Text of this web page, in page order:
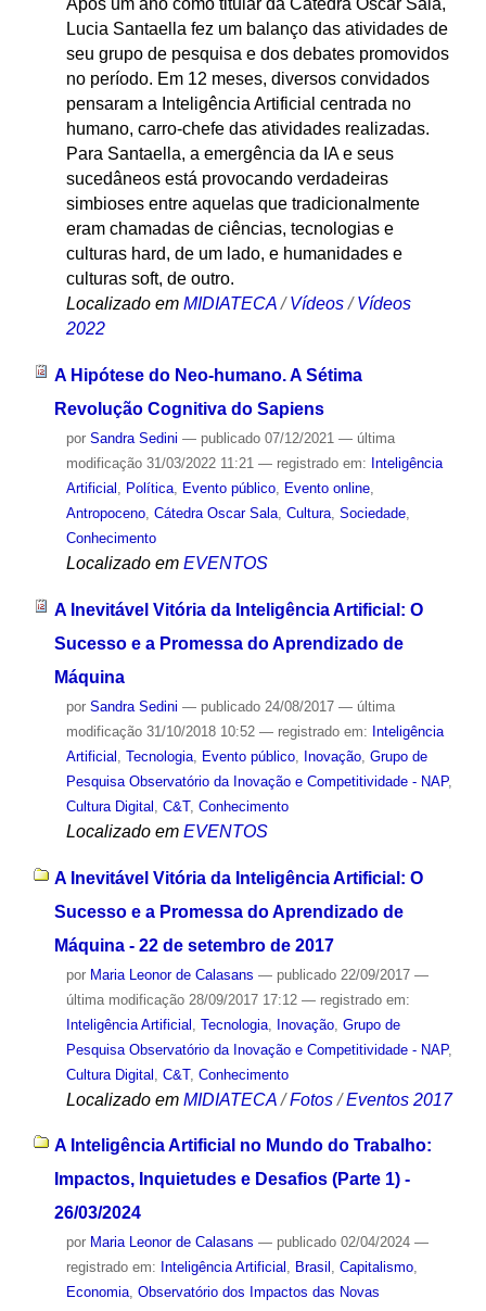
Após um ano como titular da Cátedra Oscar Sala,
Lucia Santaella fez um balanço das atividades de
seu grupo de pesquisa e dos debates promovidos
no período. Em 12 meses, diversos convidados
pensaram a Inteligência Artificial centrada no
humano, carro-chefe das atividades realizadas.
Para Santaella, a emergência da IA e seus
sucedâneos está provocando verdadeiras
simbioses entre aquelas que tradicionalmente
eram chamadas de ciências, tecnologias e
culturas hard, de um lado, e humanidades e
culturas soft, de outro.
Localizado em MIDIATECA / Vídeos / Vídeos
2022
A Hipótese do Neo-humano. A Sétima
Revolução Cognitiva do Sapiens
por Sandra Sedini — publicado07/12/2021 — última
modificação31/03/2022 11:21 — registrado em: Inteligência
Artificial , Política, Evento público, Evento online,
Antropoceno, Cátedra Oscar Sala, Cultura, Sociedade,
Conhecimento
Localizado em EVENTOS
A Inevitável Vitória da Inteligência Artificial: O
Sucesso e a Promessa do Aprendizado de
Máquina
por Sandra Sedini — publicado24/08/2017 — última
modificação31/10/2018 10:52 — registrado em: Inteligência
Artificial
Tecnologia, Evento público, Inovação, Grupo de
Pesquisa Observatório da Inovação e Competitividade - NAP,
Cultura Digital
C&T, Conhecimento
Localizado em EVENTOS
A Inevitável Vitória da Inteligência Artificial: O
Sucesso e a Promessa do Aprendizado de
Máquina - 22 de setembro de 2017
por Maria Leonor de Calasans — publicado22/09/2017 —
última modificação28/09/2017 17:12 — registrado em:
Inteligência Artificial Tecnologia, Inovação, Grupo de
Pesquisa Observatório da Inovação e Competitividade - NAP,
Cultura Digital C&T, Conhecimento
Localizado em MIDIATECA /Fotos /Eventos 2017
A Inteligência Artificial no Mundo do Trabalho:
Impactos, Inquietudes e Desafios (Parte 1) -
26/03/2024
por Maria Leonor de Calasans — publicado02/04/2024 —
registrado em: Inteligência Artificial , Brasil , Capitalismo,
Economia, Observatório dos Impactos das Novas